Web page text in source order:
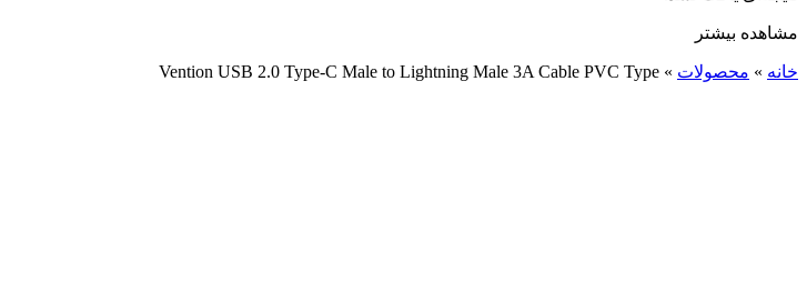
مشاهده بیشتر
خانه » محصولات »
Vention USB 2.0 Type-C Male to Lightning Male 3A Cable PVC Type